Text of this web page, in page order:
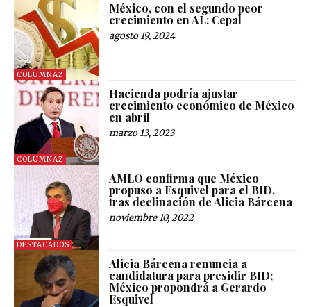
COLUMNAZ
México, con el segundo peor
crecimiento en AL: Cepal
agosto 19, 2024
COLUMNAZ
Hacienda podría ajustar
crecimiento económico de México
en abril
marzo 13, 2023
DESTACADOS
AMLO confirma que México
propuso a Esquivel para el BID,
tras declinación de Alicia Bárcena
noviembre 10, 2022
Alicia Bárcena renuncia a
candidatura para presidir BID;
México propondrá a Gerardo
Esquivel